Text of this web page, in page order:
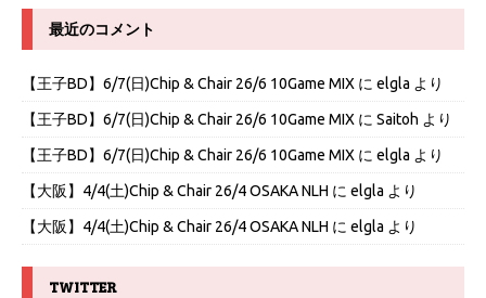
最近のコメント
【王子BD】6/7(日)Chip & Chair 26/6 10Game MIX に elgla より
【王子BD】6/7(日)Chip & Chair 26/6 10Game MIX に Saitoh より
【王子BD】6/7(日)Chip & Chair 26/6 10Game MIX に elgla より
【大阪】4/4(土)Chip & Chair 26/4 OSAKA NLH に elgla より
【大阪】4/4(土)Chip & Chair 26/4 OSAKA NLH に elgla より
TWITTER